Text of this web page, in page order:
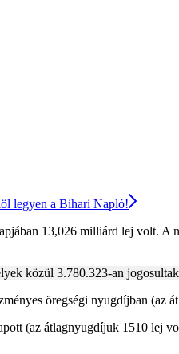
legyen a Bihari Napló!
13,026 milliárd lej volt.
közül 3.780.323-an
öregségi nyugdíjban
(az átlagnyugdíjuk 1510 lej